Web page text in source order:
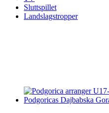
Sluttspillet
Landslagstropper
View
Larger